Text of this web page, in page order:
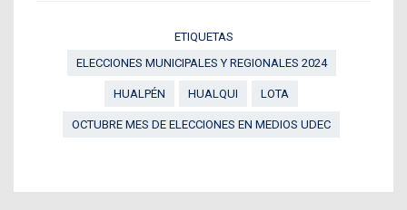
ETIQUETAS
ELECCIONES MUNICIPALES Y REGIONALES 2024
HUALPÉN HUALQUI LOTA
OCTUBRE MES DE ELECCIONES EN MEDIOS UDEC